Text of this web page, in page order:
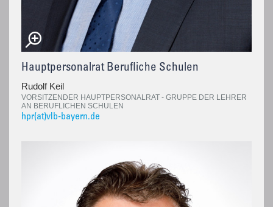
Hauptpersonalrat Berufliche Schulen
Rudolf Keil
VORSITZENDER HAUPTPERSONALRAT - GRUPPE DER LEHRER
AN BERUFLICHEN SCHULEN
hpr(at)vlb-bayern.de